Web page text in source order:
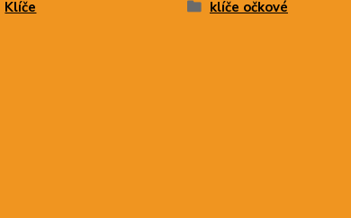
Klíče klíče očkové